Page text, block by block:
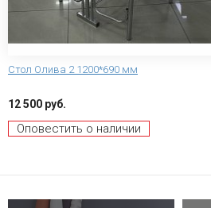
Стол Олива 2 1200*690 мм
12 500 руб.
Оповестить о наличии